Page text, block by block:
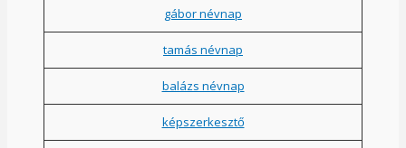
gábor névnap
tamás névnap
balázs névnap
képszerkesztő